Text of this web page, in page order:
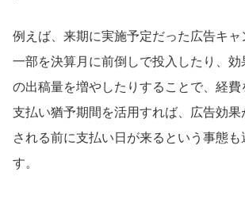
例えば、来期に実施予定だった広告キ
一部を決算月に前倒しで投入したり、
の出稿量を増やしたりすることで、経費
支払い猶予期間を活用すれば、広告効果
される前に支払い日が来るという事態も
す。